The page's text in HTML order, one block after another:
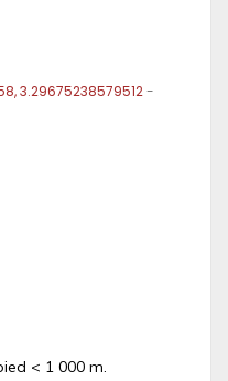
3.29675238579512-
< 1 000 m.